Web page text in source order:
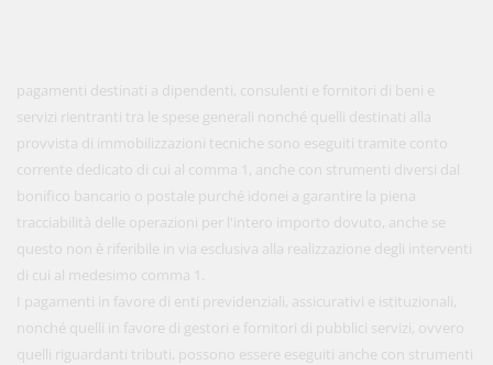
pagamenti destinati a dipendenti, consulenti e fornitori di beni e
servizi rientranti tra le spese generali nonché quelli destinati alla
provvista di immobilizzazioni tecniche sono eseguiti tramite conto
corrente dedicato di cui al comma 1, anche con strumenti diversi dal
bonifico bancario o postale purché idonei a garantire la piena
tracciabilità delle operazioni per l'intero importo dovuto, anche se
questo non è riferibile in via esclusiva alla realizzazione degli interventi
di cui al medesimo comma 1.
I pagamenti in favore di enti previdenziali, assicurativi e istituzionali,
nonché quelli in favore di gestori e fornitori di pubblici servizi, ovvero
quelli riguardanti tributi, possono essere eseguiti anche con strumenti